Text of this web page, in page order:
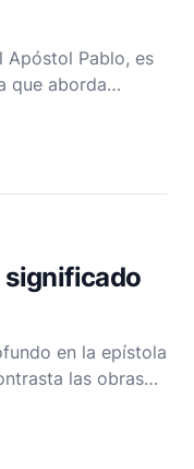
Apóstol Pablo, es
que aborda
mensaje de la
los creyentes
un llamad
significado
en la epístola
las obras
y
la narrativa más